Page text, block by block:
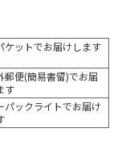
ケットでお届けします
郵便(簡易書留)でお届
す
パックライトでお届け